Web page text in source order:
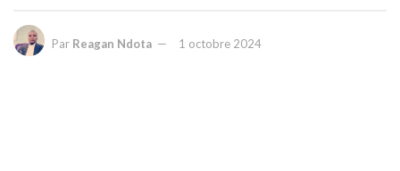
Par Reagan Ndota 1 octobre 2024